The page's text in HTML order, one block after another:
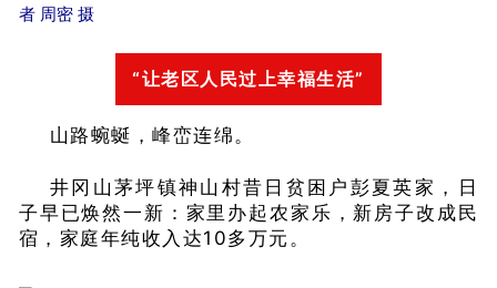
者 周密 摄
“让老区人民过上幸福生活”
山路蜿蜒，峰峦连绵。
井冈山茅坪镇神山村昔日贫困户彭夏英家，日
子早已焕然一新：家里办起农家乐，新房子改成民
宿，家庭年纯收入达10多万元。